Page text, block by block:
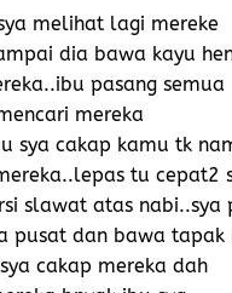
melihat lagi mereke
dia bawa kayu
pasang semua
mereka
sya cakap kamu tk
tu cepat2
slawat atas nabi..sya
pusat dan bawa tapak
cakap mereka dah